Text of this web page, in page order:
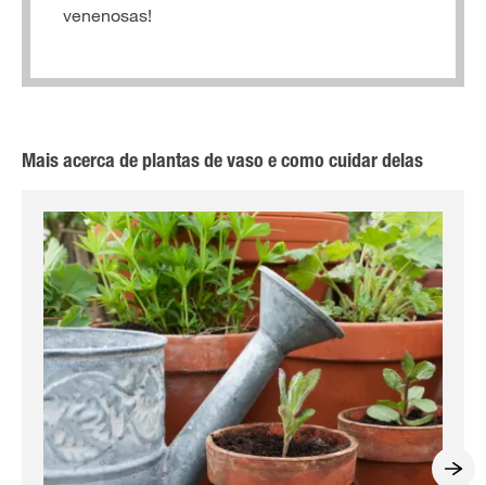
venenosas!
Mais acerca de plantas de vaso e como cuidar delas